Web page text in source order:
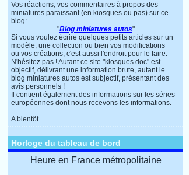
Vos réactions, vos commentaires à propos des
miniatures paraissant (en kiosques ou pas) sur ce
blog:
"Blog miniatures autos"
Si vous voulez écrire quelques petits articles sur un
modèle, une collection ou bien vos modifications
ou vos créations, c'est aussi l'endroit pour le faire.
N'hésitez pas ! Autant ce site "kiosques.doc" est
objectif, délivrant une information brute, autant le
blog miniatures autos est subjectif, présentant des
avis personnels !
Il contient également des informations sur les séries
européennes dont nous recevons les informations.
A bientôt
Horloge du tableau de bord
Heure en France métropolitaine